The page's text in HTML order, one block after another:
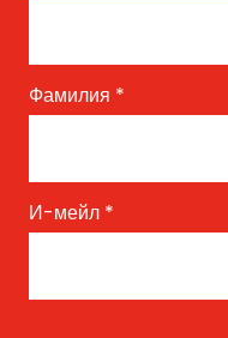
Фамилия *
И-мейл *